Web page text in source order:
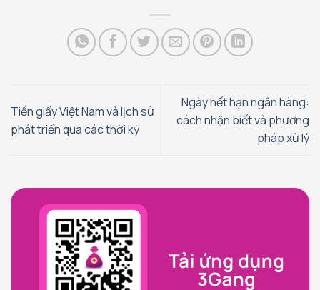
Tiền giấy Việt Nam và lịch sử
phát triển qua các thời kỳ
Ngày hết hạn ngân hàng:
cách nhận biết và phương
pháp xử lý